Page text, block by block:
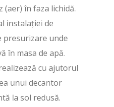
în faza lichidă.
instalației de
presurizare unde
în masa de apă.
cu ajutorul
unui decantor
la sol redusă.